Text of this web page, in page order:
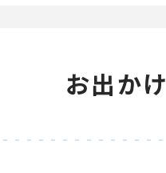
お出かけ